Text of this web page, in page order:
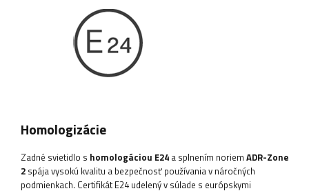
Homologizácie
Zadné svietidlo s homologáciou E24 a splnením noriem ADR-Zone
2 spája vysokú kvalitu a bezpečnosť používania v náročných
podmienkach. Certifikát E24 udelený v súlade s európskymi